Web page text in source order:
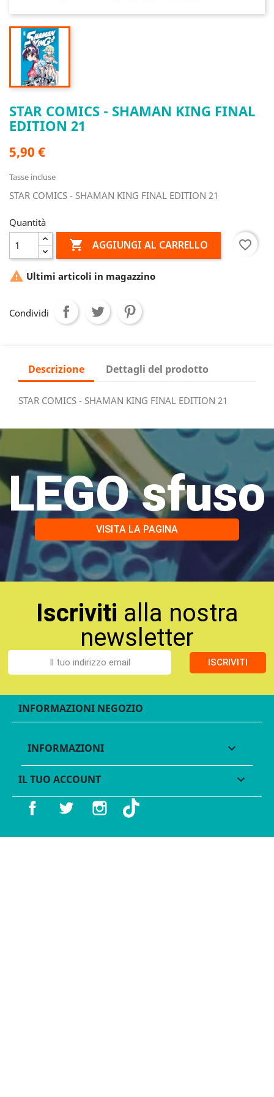
STAR COMICS - SHAMAN KING FINAL
EDITION 21
5,90 €
Tasse incluse
STAR COMICS - SHAMAN KING FINAL EDITION 21
Quantità
 AGGIUNGI AL CARRELLO favorite_border
 Ultimi articoli in magazzino
Condividi
Descrizione Dettagli del prodotto
STAR COMICS - SHAMAN KING FINAL EDITION 21
LEGO sfuso
VISITA LA PAGINA
Iscriviti alla nostra
newsletter
ISCRIVITI
INFORMAZIONI NEGOZIO
INFORMAZIONI 
IL TUO ACCOUNT 
Facebook Twitter Instagram